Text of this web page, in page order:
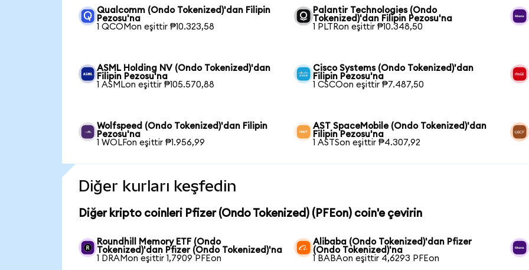
Qualcomm (Ondo Tokenized)'dan Filipin
Pezosu'na
1 QCOMon eşittir ₱10.323,58
Palantir Technologies (Ondo
Tokenized)'dan Filipin Pezosu'na
1 PLTRon eşittir ₱10.348,50
ASML Holding NV (Ondo Tokenized)'dan
Filipin Pezosu'na
1 ASMLon eşittir ₱105.570,88
Cisco Systems (Ondo Tokenized)'dan
Filipin Pezosu'na
1 CSCOon eşittir ₱7.487,50
Wolfspeed (Ondo Tokenized)'dan Filipin
Pezosu'na
1 WOLFon eşittir ₱1.956,99
AST SpaceMobile (Ondo Tokenized)'dan
Filipin Pezosu'na
1 ASTSon eşittir ₱4.307,92
Diğer kurları keşfedin
Diğer kripto coinleri Pfizer (Ondo Tokenized) (PFEon) coin'e çevirin
Roundhill Memory ETF (Ondo
Tokenized)'dan Pfizer (Ondo Tokenized)'na
1 DRAMon eşittir 1,7909 PFEon
Alibaba (Ondo Tokenized)'dan Pfizer
(Ondo Tokenized)'na
1 BABAon eşittir 4,6293 PFEon